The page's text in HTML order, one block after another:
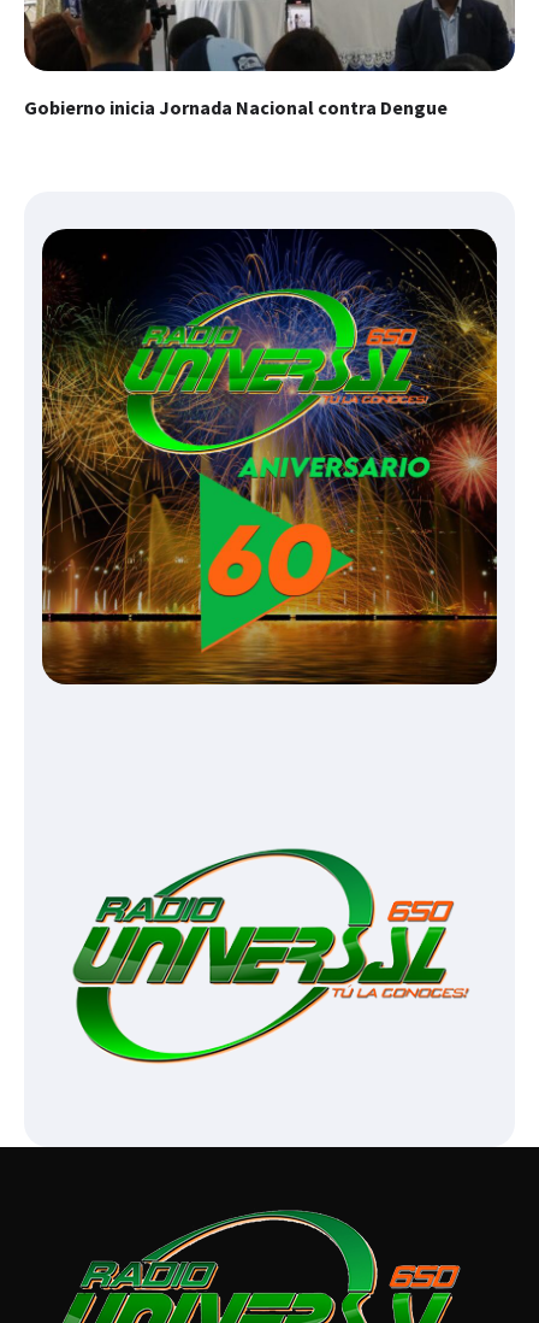
Gobierno inicia Jornada Nacional contra Dengue